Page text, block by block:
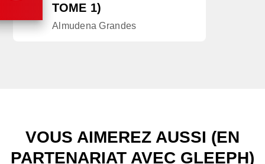
TOME 1)
Almudena Grandes
VOUS AIMEREZ AUSSI (EN
PARTENARIAT AVEC GLEEPH)